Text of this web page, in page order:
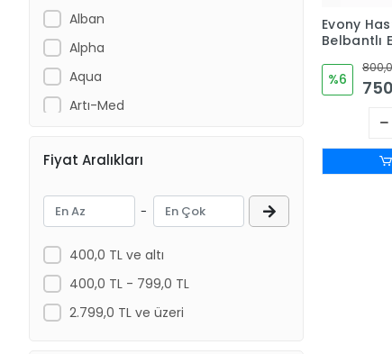
Alban
Alpha
Aqua
Artı-Med
Ayset
BACTIGRAS
Bambino
Bastos Viegas
BD
Berha
Fiyat Aralıkları
-
400,0 TL ve altı
400,0 TL - 799,0 TL
2.799,0 TL ve üzeri
Evony
Belbantlı
%6